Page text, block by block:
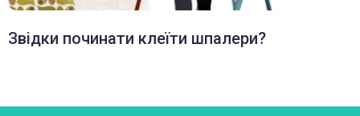
Звідки починати клеїти шпалери?